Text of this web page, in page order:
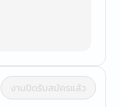
งานปิดรับสมัครแล้ว